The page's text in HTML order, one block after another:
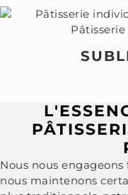
Nous nous
nous maintenons